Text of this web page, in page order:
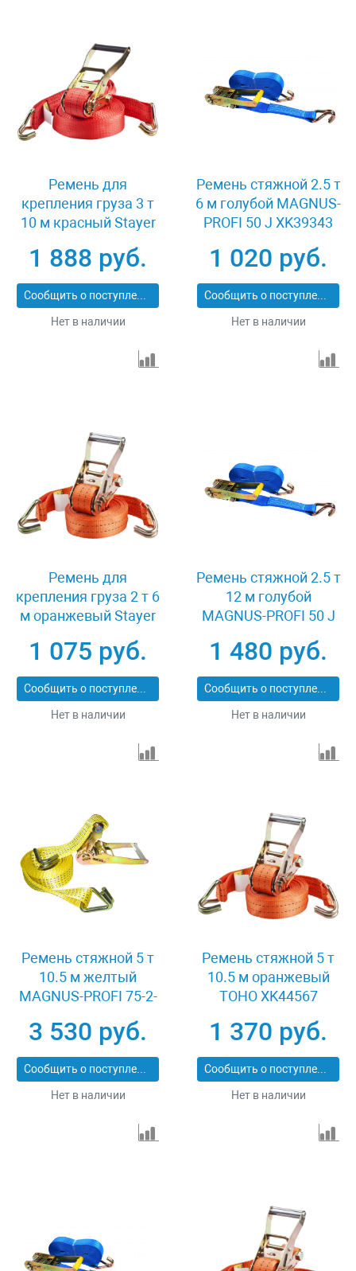
Ремень для
крепления груза 3 т
10 м красный Stayer
10
1 888 руб.
Сообщить о поступлении
Нет в наличии
Ремень стяжной 2.5 т
6 м голубой MAGNUS-
PROFI 50 J XK39343
1 020 руб.
Сообщить о поступлении
Нет в наличии
Ремень для
крепления груза 2 т 6
м оранжевый Stayer
6
1 075 руб.
Сообщить о поступлении
Нет в наличии
Ремень стяжной 2.5 т
12 м голубой
MAGNUS-PROFI 50 J
1 480 руб.
Сообщить о поступлении
Нет в наличии
Ремень стяжной 5 т
10.5 м желтый
MAGNUS-PROFI 75-2-
3 530 руб.
Сообщить о поступлении
Нет в наличии
Ремень стяжной 5 т
10.5 м оранжевый
TOHO XK44567
1 370 руб.
Сообщить о поступлении
Нет в наличии